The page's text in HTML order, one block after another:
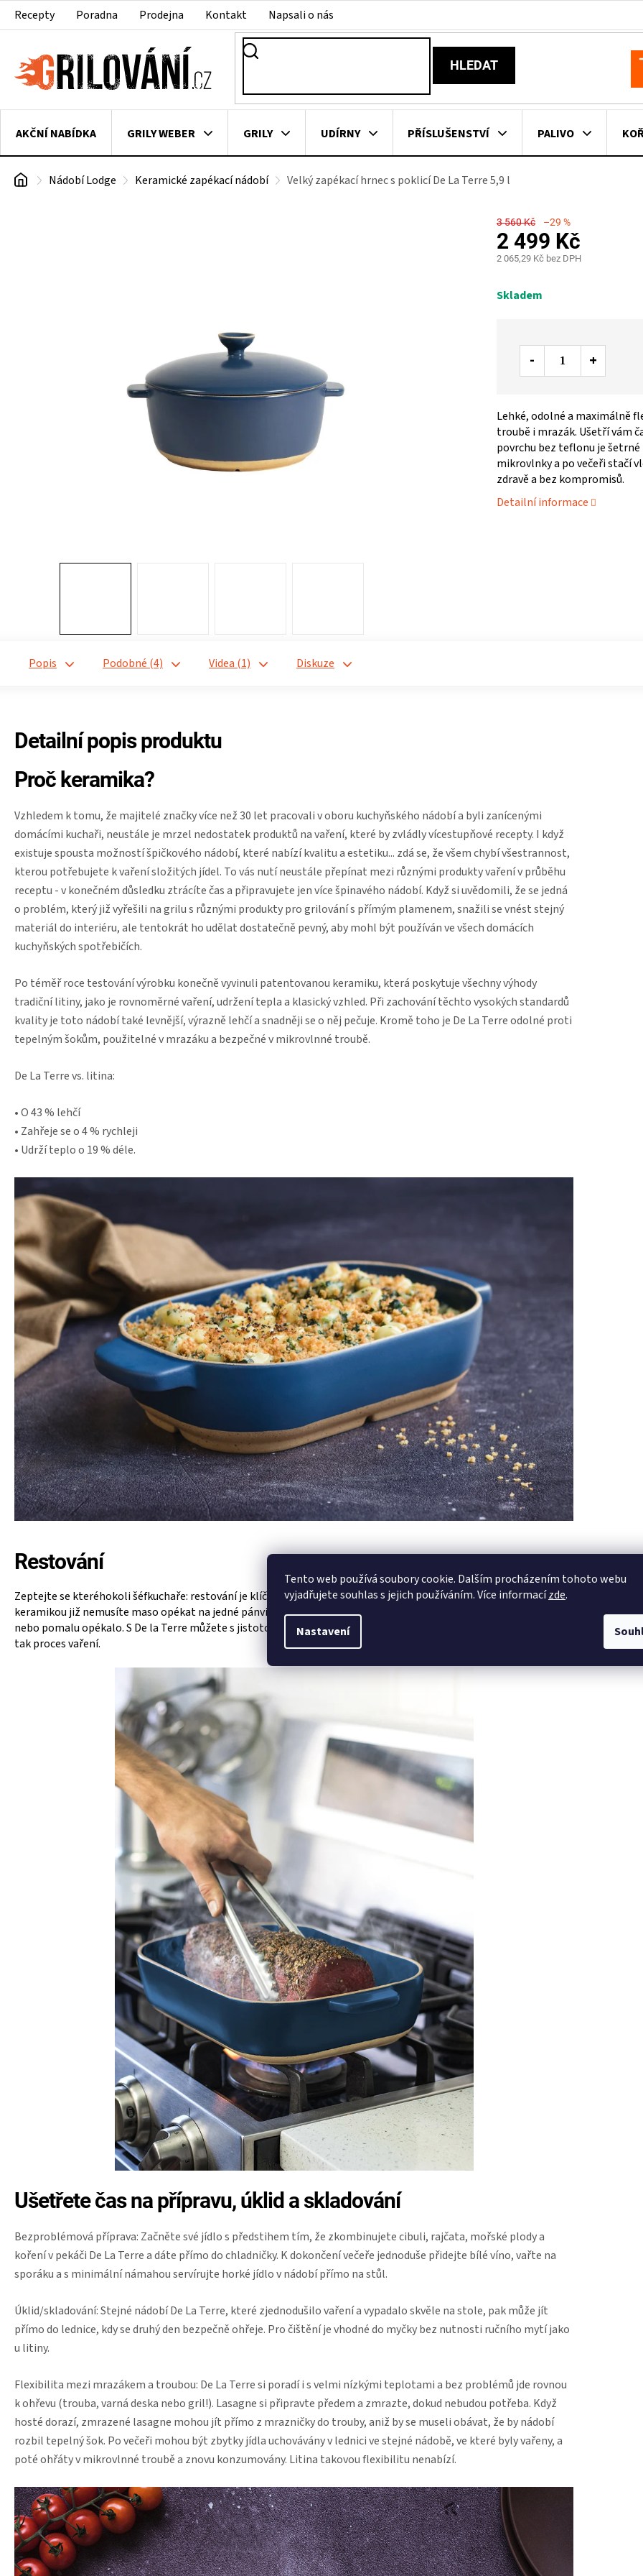
Tento web používá soubory cookie. Dalším procházením tohoto webu
vyjadřujete souhlas s jejich používáním. Více informacízde.
Nastavení
PřejítRecepty Poradna Prodejna Kontakt Napsali o nás
HLEDAT
AKČNÍ NABÍDKA GRILY WEBER GRILY UDÍRNY PŘÍSLUŠENSTVÍ PALIVO
VAKUOVAČKY LEDNICE NA ZRÁNÍ MASA VENKOVNÍ KUCHYNĚ KNIHY O GRILOVÁNÍ
DomůNádobí Lodge Keramické zapékací nádobí Velký zapékací hrnec s poklicí De La Terre 5,9 l
3 560 Kč –29 %
2 499 Kč
2 065,29 Kč bez DPH
cena:
Skladem
Lehké, odolné a maximálně
troubě i mrazák. Ušetří vám
povrchu bez teflonu je šetrné
mikrovlnky a po večeři stačí
zdravě a bez kompromisů.
Detailní informace
Popis Podobné (4) Videa (1) Diskuze
Detailní popis produktu
Proč keramika?
Vzhledem k tomu, že majitelé značky více než 30 let pracovali v oboru kuchyňského nádobí a byli zanícenými
domácími kuchaři, neustále je mrzel nedostatek produktů na vaření, které by zvládly vícestupňové recepty. I když
existuje spousta možností špičkového nádobí, které nabízí kvalitu a estetiku... zdá se, že všem chybí všestrannost,
kterou potřebujete k vaření složitých jídel. To vás nutí neustále přepínat mezi různými produkty vaření v průběhu
receptu - v konečném důsledku ztrácíte čas a připravujete jen více špinavého nádobí. Když si uvědomili, že se jedná
o problém, který již vyřešili na grilu s různými produkty pro grilování s přímým plamenem, snažili se vnést stejný
materiál do interiéru, ale tentokrát ho udělat dostatečně pevný, aby mohl být používán ve všech domácích
kuchyňských spotřebičích.
Po téměř roce testování výrobku konečně vyvinuli patentovanou keramiku, která poskytuje všechny výhody
tradiční litiny, jako je rovnoměrné vaření, udržení tepla a klasický vzhled. Při zachování těchto vysokých standardů
kvality je toto nádobí také levnější, výrazně lehčí a snadněji se o něj pečuje. Kromě toho je De La Terre odolné proti
tepelným šokům, použitelné v mrazáku a bezpečné v mikrovlnné troubě.
De La Terre vs. litina:
• O 43 % lehčí
• Zahřeje se o 4 % rychleji
• Udrží teplo o 19 % déle.
Restování
Zeptejte se kteréhokoli šéfkuchaře: restování je klíčem k zachování chuti při vaření masa. S touto novou
keramikou již nemusíte maso opékat na jedné pánvi, než jej přenesete do zapékací mísy, aby se v troubě dusilo
nebo pomalu opékalo. S De la Terre můžete s jistotou opékat, než se přesunete přímo do trouby, a zefektivníte
tak proces vaření.
Ušetřete čas na přípravu, úklid a skladování
Bezproblémová příprava: Začněte své jídlo s předstihem tím, že zkombinujete cibuli, rajčata, mořské plody a
koření v pekáči De La Terre a dáte přímo do chladničky. K dokončení večeře jednoduše přidejte bílé víno, vařte na
sporáku a s minimální námahou servírujte horké jídlo v nádobí přímo na stůl.
Úklid/skladování: Stejné nádobí De La Terre, které zjednodušilo vaření a vypadalo skvěle na stole, pak může jít
přímo do lednice, kdy se druhý den bezpečně ohřeje. Pro čištění je vhodné do myčky bez nutnosti ručního mytí jako
u litiny.
Flexibilita mezi mrazákem a troubou: De La Terre si poradí i s velmi nízkými teplotami a bez problémů jde rovnou
k ohřevu (trouba, varná deska nebo gril!). Lasagne si připravte předem a zmrazte, dokud nebudou potřeba. Když
hosté dorazí, zmrazené lasagne mohou jít přímo z mrazničky do trouby, aniž by se museli obávat, že by nádobí
rozbil tepelný šok. Po večeři mohou být zbytky jídla uchovávány v lednici ve stejné nádobě, ve které byly vařeny, a
poté ohřáty v mikrovlnné troubě a znovu konzumovány. Litina takovou flexibilitu nenabízí.